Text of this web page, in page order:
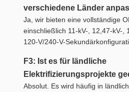
verschiedene Länder
Ja, wir bieten eine vollständige
einschließlich 11-kV-, 12,47-kV-,
120-V/240-V-
F3: Ist es für ländliche
Elektrifizierungsprojekte
Absolut. Es wird häufig in